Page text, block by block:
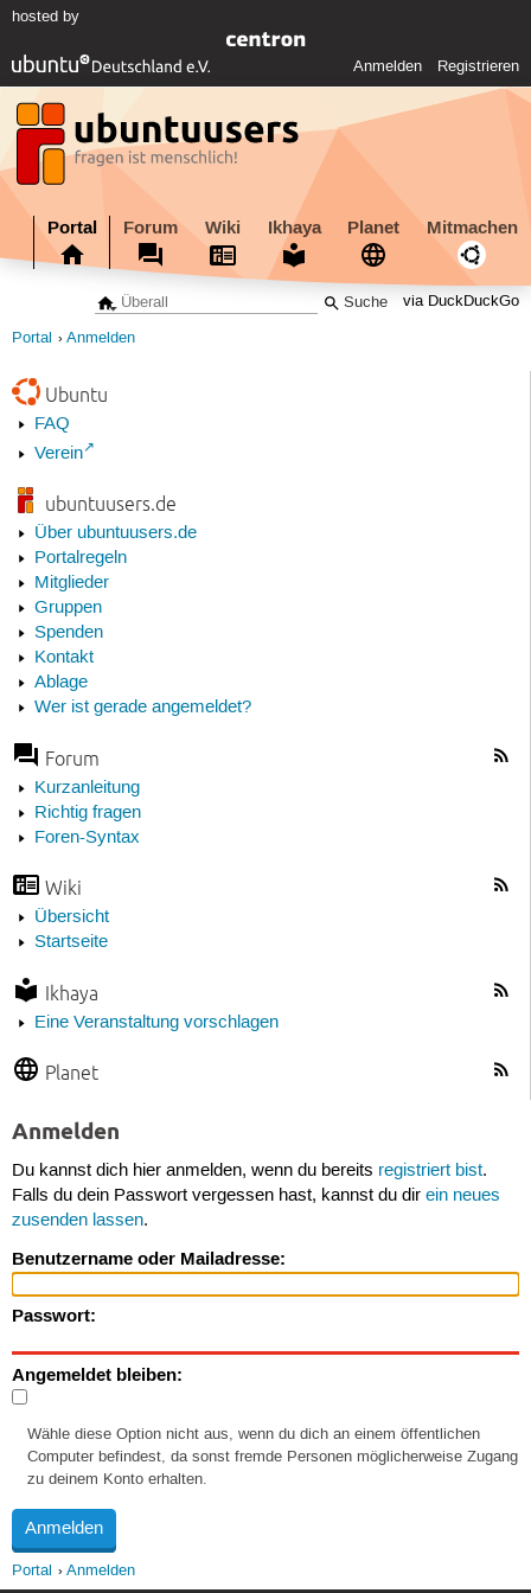
hosted by
Anmelden Registrieren
Portal Forum Wiki Ikhaya Planet Mitmachen
via DuckDuckGo
Portal Anmelden
Ubuntu
FAQ
Verein
ubuntuusers.de
Über ubuntuusers.de
Portalregeln
Mitglieder
Gruppen
Spenden
Kontakt
Ablage
Wer ist gerade angemeldet?
Forum
Kurzanleitung
Richtig fragen
Foren-Syntax
Wiki
Übersicht
Startseite
Ikhaya
Eine Veranstaltung vorschlagen
Planet
Anmelden
Du kannst dich hier anmelden, wenn du bereits registriert bist.
Falls du dein Passwort vergessen hast, kannst du dir ein neues
zusenden lassen.
Benutzername oder Mailadresse:
Passwort:
Angemeldet bleiben:
Wähle diese Option nicht aus, wenn du dich an einem öffentlichen
Computer befindest, da sonst fremde Personen möglicherweise Zugang
zu deinem Konto erhalten.
Portal Anmelden